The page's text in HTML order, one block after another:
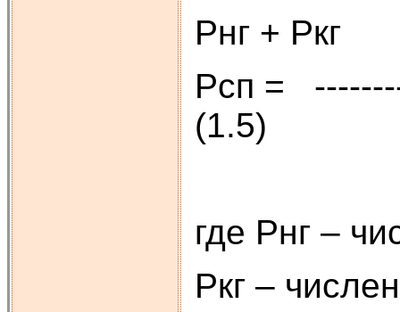
Рнг +
Рсп =
(1.5)
где Рнг –
Ркг –